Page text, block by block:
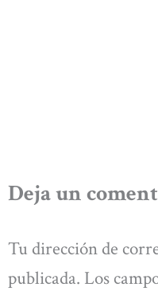
Deja un
Tu dirección de
publicada. Los